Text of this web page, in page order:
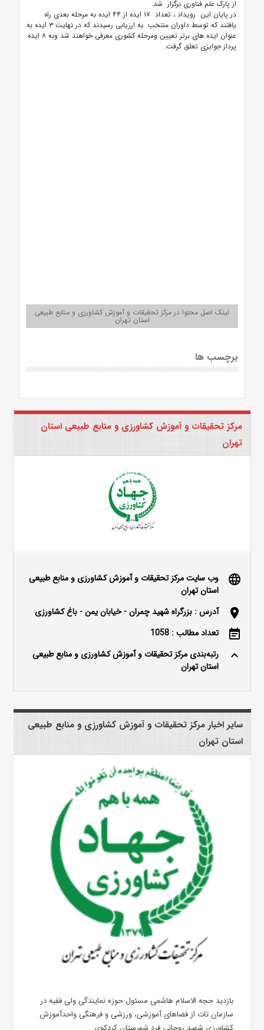
از پارک علم فناوری برگزار شد.
در پایان این رویداد ، تعداد ۱۷ ایده از ۴۴ ایده به مرحله بعدی راه
یافتند که توسط داوران منتخب به ارزیابی رسیدند که در نهایت ۳ ایده به
عنوان ایده های برتر تعیین ومرحله کشوری معرفی خواهند شد وبه ۸ ایده
پرداز جوایزی تعلق گرفت.
لینک اصل محتوا در مرکز تحقیقات و آموزش کشاورزی و منابع طبیعی
استان تهران
برچسب ها
مرکز تحقیقات و آموزش کشاورزی و منابع طبیعی استان
تهران
language
وب سایت مرکز تحقیقات و آموزش کشاورزی و منابع طبیعی
استان تهران
location_on آدرس : بزرگراه شهید چمران - خیابان یمن - باغ کشاورزی
event_note تعداد مطالب : 1058
keyboard_arrow_up
رتبه‌بندی مرکز تحقیقات و آموزش کشاورزی و منابع طبیعی
استان تهران
سایر اخبار مرکز تحقیقات و آموزش کشاورزی و منابع طبیعی
استان تهران
بازدید حجه الاسلام هاشمی مسئول حوزه نمایندگی ولی فقیه در
سازمان تات از فضاهای آموزشی، ورزشی و فرهنگی واحدآموزش